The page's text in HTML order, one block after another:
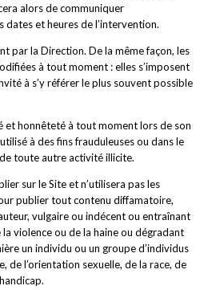
alors de communiquer
et heures de l’intervention.
par la Direction. De la même façon, les
à tout moment : elles s’imposent
à s’y référer le plus souvent possible
et honnêteté à tout moment lors de son
à des fins frauduleuses ou dans le
toute autre activité illicite.
sur le Site et n’utilisera pas les
publier tout contenu diffamatoire,
vulgaire ou indécent ou entraînant
violence ou de la haine ou dégradant
un individu ou un groupe d’individus
de l’orientation sexuelle, de la race, de